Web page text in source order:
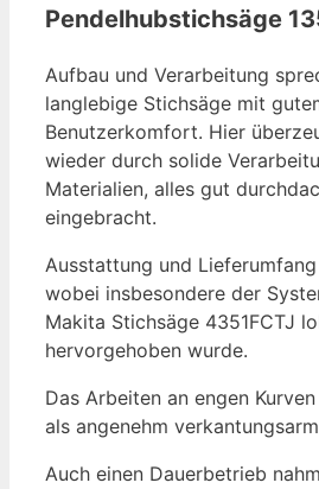
Pendelhubstichsäge
Aufbau und Verarbeitung
langlebige Stichsäge mit
Benutzerkomfort. Hier
wieder durch solide
Materialien, alles gut
eingebracht.
Ausstattung und
wobei insbesondere der
Makita Stichsäge 4351FCTJ
hervorgehoben wurde.
Das Arbeiten an engen
als angenehm
Auch einen Dauerbetrieb